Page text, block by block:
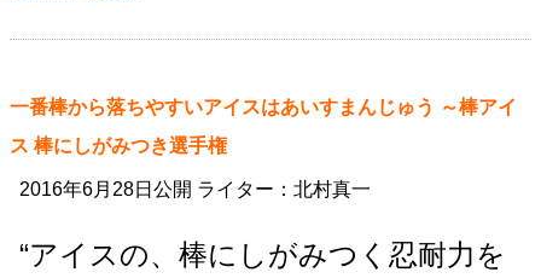
一番棒から落ちやすいアイスはあいすまんじゅう ～棒アイ
ス 棒にしがみつき選手権
2016年6月28日公開 ライター：北村真一
“アイスの、棒にしがみつく忍耐力を